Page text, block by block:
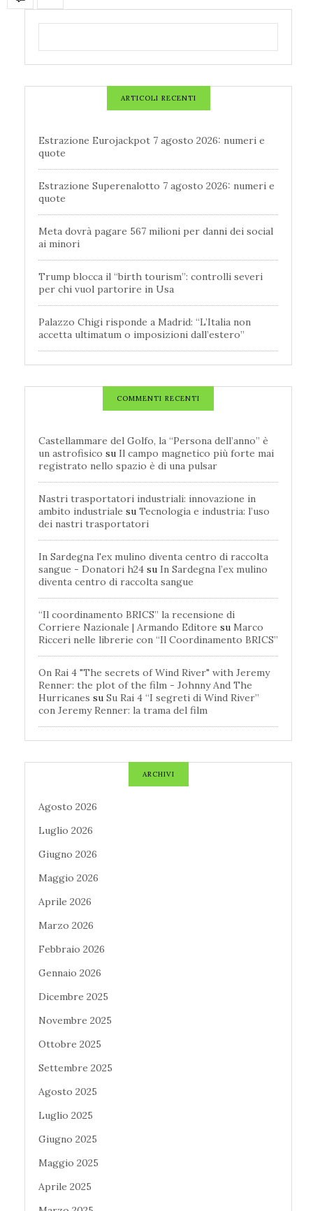
ARTICOLI RECENTI
Estrazione Eurojackpot 7 agosto 2026: numeri e
quote
Estrazione Superenalotto 7 agosto 2026: numeri e
quote
Meta dovrà pagare 567 milioni per danni dei social
ai minori
Trump blocca il “birth tourism”: controlli severi
per chi vuol partorire in Usa
Palazzo Chigi risponde a Madrid: “L’Italia non
accetta ultimatum o imposizioni dall’estero”
COMMENTI RECENTI
Castellammare del Golfo, la “Persona dell’anno” è
un astrofisico su Il campo magnetico più forte mai
registrato nello spazio è di una pulsar
Nastri trasportatori industriali: innovazione in
ambito industriale su Tecnologia e industria: l’uso
dei nastri trasportatori
In Sardegna l'ex mulino diventa centro di raccolta
sangue - Donatori h24 su In Sardegna l’ex mulino
diventa centro di raccolta sangue
“Il coordinamento BRICS” la recensione di
Corriere Nazionale | Armando Editore su Marco
Ricceri nelle librerie con “Il Coordinamento BRICS”
On Rai 4 "The secrets of Wind River" with Jeremy
Renner: the plot of the film - Johnny And The
Hurricanes su Su Rai 4 “I segreti di Wind River”
con Jeremy Renner: la trama del film
ARCHIVI
Agosto 2026
Luglio 2026
Giugno 2026
Maggio 2026
Aprile 2026
Marzo 2026
Febbraio 2026
Gennaio 2026
Dicembre 2025
Novembre 2025
Ottobre 2025
Settembre 2025
Agosto 2025
Luglio 2025
Giugno 2025
Maggio 2025
Aprile 2025